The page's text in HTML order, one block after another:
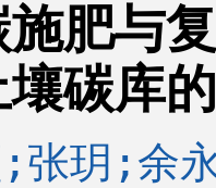
肥与
碳库
张玥;余